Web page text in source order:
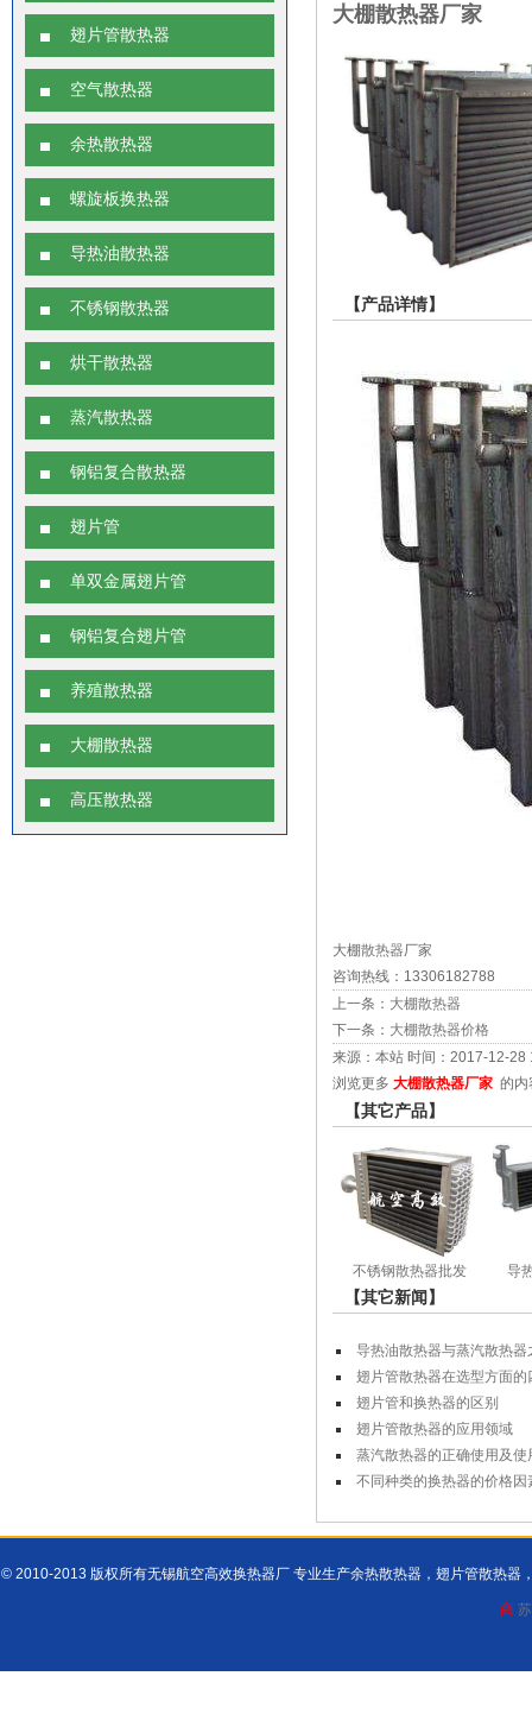
翅片管散热器
空气散热器
余热散热器
螺旋板换热器
导热油散热器
不锈钢散热器
烘干散热器
蒸汽散热器
钢铝复合散热器
翅片管
单双金属翅片管
钢铝复合翅片管
养殖散热器
大棚散热器
高压散热器
大棚散热器厂家
【产品详情】
大棚散热器厂家
咨询热线：13306182788
上一条： 大棚散热器
下一条： 大棚散热器价格
来源：本站 时间：2017-12-28
浏览更多 大棚散热器厂家的内
【其它产品】
不锈钢散热器批发 导
【其它新闻】
导热油散热器与蒸汽散热器
翅片管散热器在选型方面的
翅片管和换热器的区别
翅片管散热器的应用领域
蒸汽散热器的正确使用及使
不同种类的换热器的价格因
© 2010-2013 版权所有无锡航空高效换热器厂 专业生产余热散热器，翅片管散热器
商